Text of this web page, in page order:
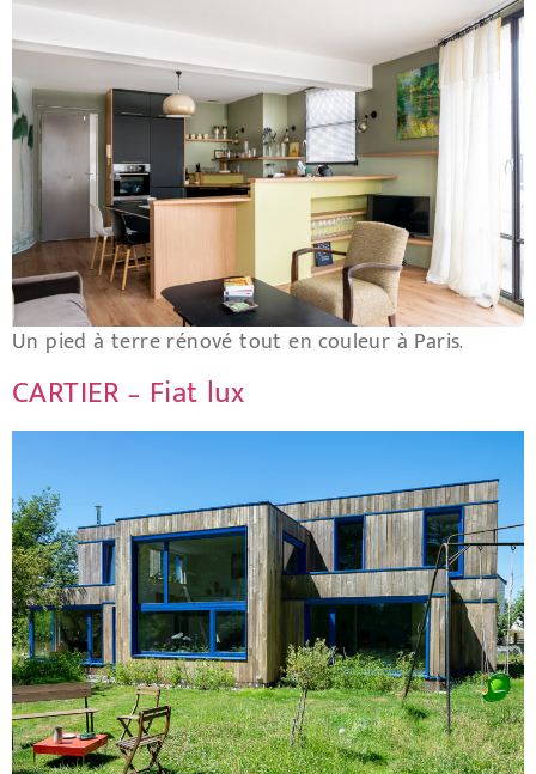
Un pied à terre rénové tout en couleur à Paris.
CARTIER – Fiat lux